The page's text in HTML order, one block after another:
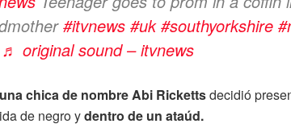
#itvnews #uk #southyorkshire
♬ original sound – itvnews
chica de nombre Abi Rickettsdecidió
de negro ydentro de un ataúd.